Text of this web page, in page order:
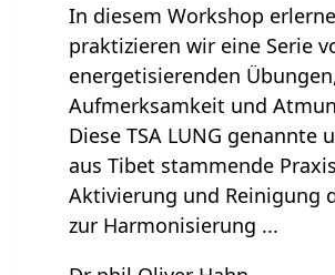
In diesem Workshop
praktizieren wir eine Serie
energetisierenden
Aufmerksamkeit und
Diese TSA LUNG genannte
aus Tibet stammende
Aktivierung und Reinigung
zur Harmonisierung ...